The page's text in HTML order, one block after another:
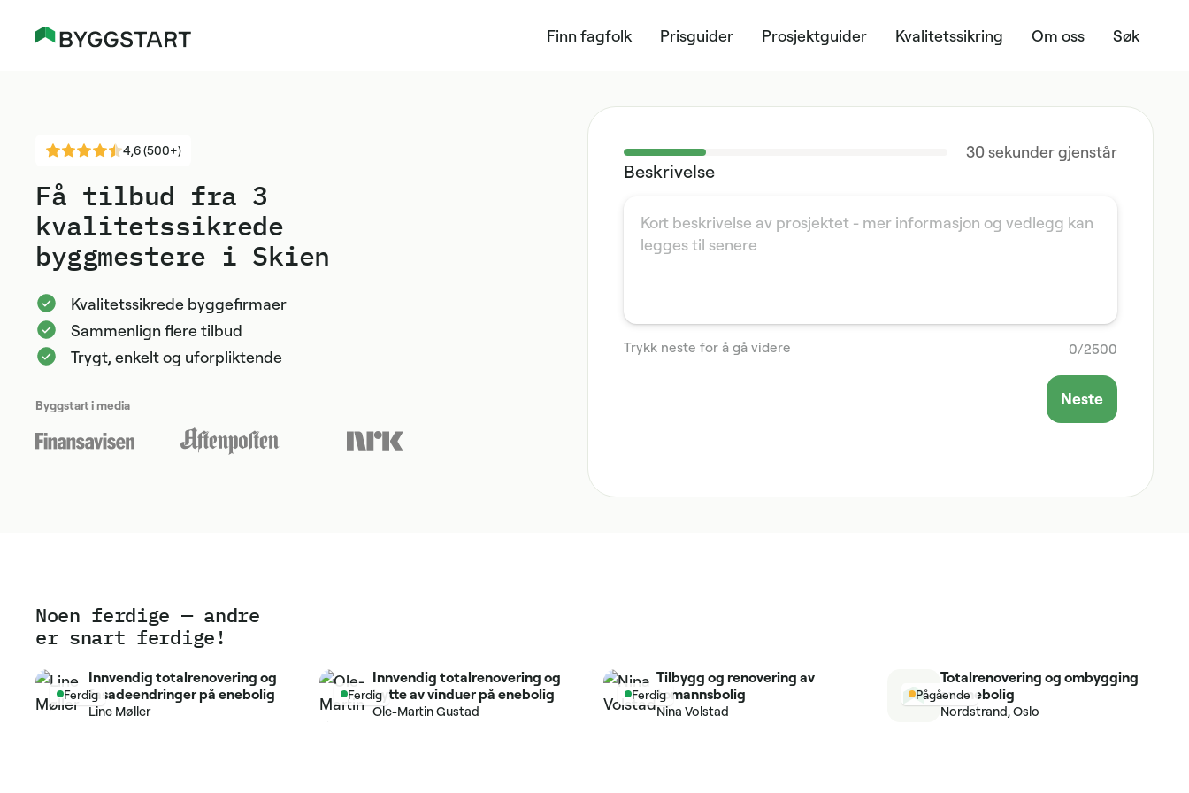
Finn fagfolk Prisguider Prosjektguider Kvalitetssikring Om oss Søk
4,6 (500+)
Få tilbud fra 3
kvalitetssikrede
byggmestere i Skien
Kvalitetssikrede byggefirmaer
Sammenlign flere tilbud
Trygt, enkelt og uforpliktende
Byggstart i media
30sekunder gjenstår
Beskrivelse
0/2500
Trykk neste for å gå videre
Neste
Noen ferdige — andre
er snart ferdige!
Ferdig
Innvendig totalrenovering og
fasadeendringer på enebolig
Line Møller
Ferdig
Innvendig totalrenovering og
bytte av vinduer på enebolig
Ole-Martin Gustad
Ferdig
Tilbygg og renovering av
tomannsbolig
Nina Volstad
Pågående
Totalrenovering og ombygging
av enebolig
Nordstrand, Oslo